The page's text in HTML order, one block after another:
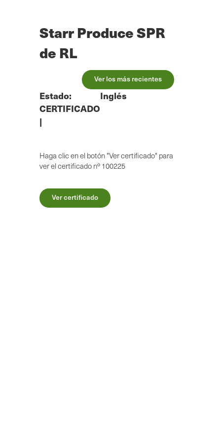
Starr Produce SPR
de RL
Ver los más recientes
Estado:
CERTIFICADO
|
Inglés
Haga clic en el botón "Ver certificado" para
ver el certificado nº 100225
Ver certificado